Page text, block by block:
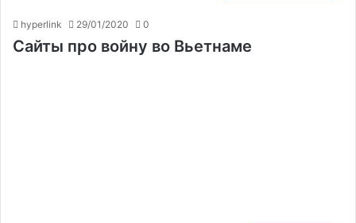
hyperlink 29/01/2020 0
Сайты про войну во Вьетнаме